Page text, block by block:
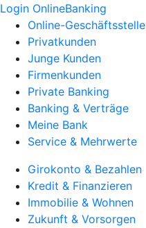
Login OnlineBanking
Online-Geschäftsstelle
Privatkunden
Junge Kunden
Firmenkunden
Private Banking
Banking & Verträge
Meine Bank
Service & Mehrwerte
Girokonto & Bezahlen
Kredit & Finanzieren
Immobilie & Wohnen
Zukunft & Vorsorgen